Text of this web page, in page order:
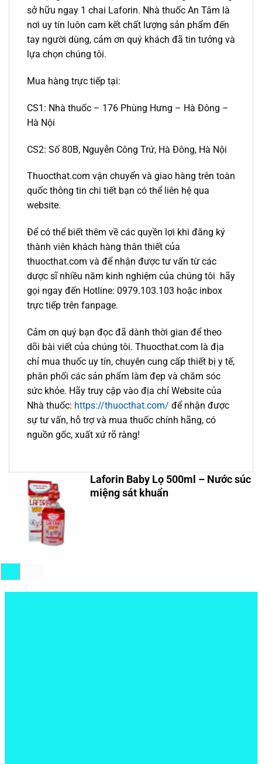
sở hữu ngay 1 chai Laforin. Nhà thuốc An Tâm là
nơi uy tín luôn cam kết chất lượng sản phẩm đến
tay người dùng, cảm ơn quý khách đã tin tưởng và
lựa chọn chúng tôi.
Mua hàng trực tiếp tại:
CS1: Nhà thuốc – 176 Phùng Hưng – Hà Đông –
Hà Nội
CS2: Số 80B, Nguyễn Công Trứ, Hà Đông, Hà Nội
Thuocthat.com vận chuyển và giao hàng trên toàn
quốc thông tin chi tiết bạn có thể liên hệ qua
website.
Để có thể biết thêm về các quyền lợi khi đăng ký
thành viên khách hàng thân thiết của
thuocthat.com và để nhận được tư vấn từ các
dược sĩ nhiều năm kinh nghiệm của chúng tôi hãy
gọi ngay đến Hotline: 0979.103.103 hoặc inbox
trực tiếp trên fanpage.
Cảm ơn quý bạn đọc đã dành thời gian để theo
dõi bài viết của chúng tôi. Thuocthat.com là địa
chỉ mua thuốc uy tín, chuyên cung cấp thiết bị y tế,
phân phối các sản phẩm làm đẹp và chăm sóc
sức khỏe. Hãy truy cập vào địa chỉ Website của
Nhà thuốc: https://thuocthat.com/ để nhận được
sự tư vấn, hỗ trợ và mua thuốc chính hãng, có
nguồn gốc, xuất xứ rõ ràng!
Laforin Baby Lọ 500ml – Nước súc
miệng sát khuẩn